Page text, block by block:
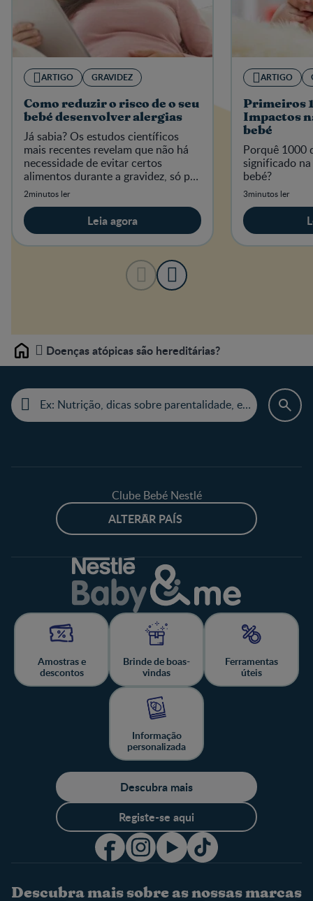
ARTIGO GRAVIDEZ
Como reduzir o risco de o seu
bebé desenvolver alergias
Já sabia? Os estudos científicos
mais recentes revelam que não há
necessidade de evitar certos
alimentos durante a gravidez, só por
causa da preocupação de poderem
2minutos ler
Leia agora
ARTIGO
Primeiros
Impactos
bebé
Porquê 1000
significado
bebé?
3minutos ler
Home Doenças atópicas são hereditárias?
Clube Bebé Nestlé
ALTERAR PAÍS
Amostras e
descontos
Brinde de boas-
vindas
Ferramentas
úteis
Informação
personalizada
Descubra mais
Registe-se aqui
Descubra mais sobre as nossas marcas